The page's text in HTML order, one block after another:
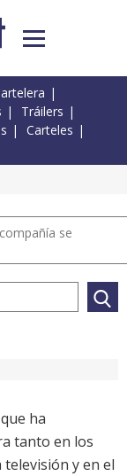
Tráilers
Carteles
se
ha
tanto en los
y en el